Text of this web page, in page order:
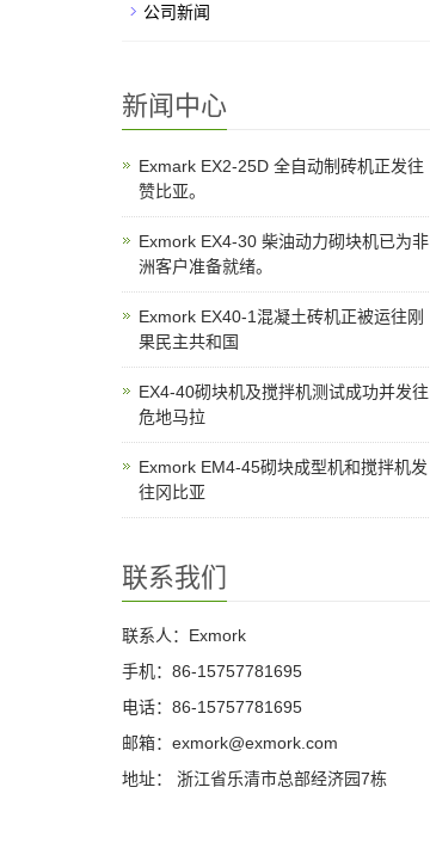
公司新闻
新闻中心
Exmark EX2-25D 全自动制砖机正发往
赞比亚。
Exmork EX4-30 柴油动力砌块机已为非
洲客户准备就绪。
Exmork EX40-1混凝土砖机正被运往刚
果民主共和国
EX4-40砌块机及搅拌机测试成功并发往
危地马拉
Exmork EM4-45砌块成型机和搅拌机发
往冈比亚
联系我们
联系人：Exmork
手机：86-15757781695
电话：86-15757781695
邮箱：exmork@exmork.com
地址： 浙江省乐清市总部经济园7栋